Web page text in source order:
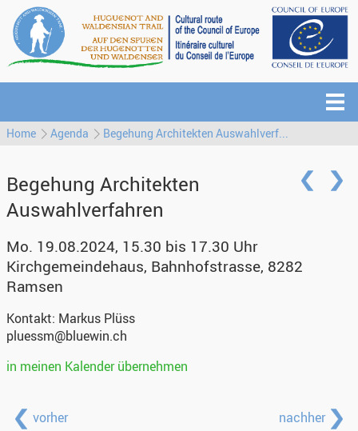
Home Agenda Begehung Architekten Auswahlverf...
Begehung Architekten
Auswahlverfahren
Mo. 19.08.2024, 15.30 bis 17.30 Uhr
Kirchgemeindehaus, Bahnhofstrasse, 8282
Ramsen
Kontakt: Markus Plüss
pluessm@bluewin.ch
in meinen Kalender übernehmen
vorher nachher